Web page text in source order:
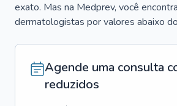
exato. Mas na Medprev, você
dermatologistas por valores abaixo
Agende uma consulta
reduzidos